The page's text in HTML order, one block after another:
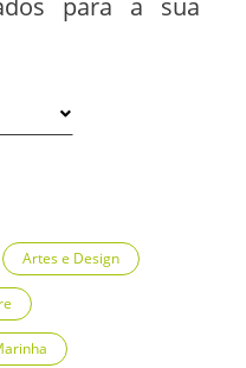
Artes e Design